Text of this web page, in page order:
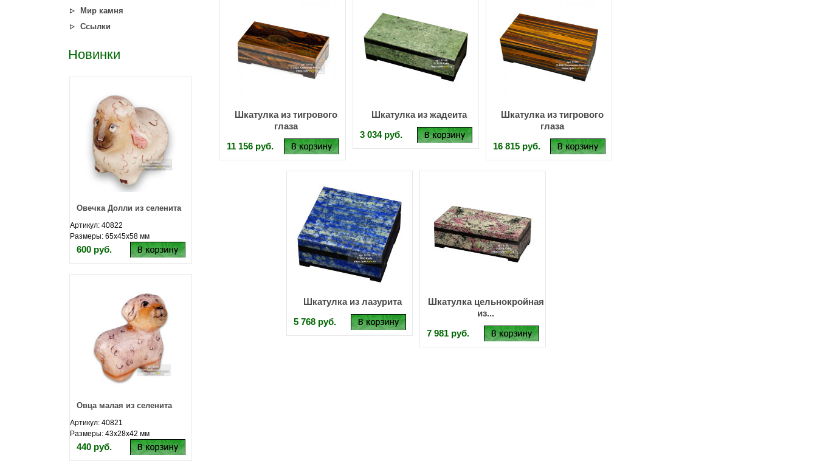
Мир камня
Ссылки
Новинки
Овечка Долли из селенита
Артикул: 40822
Размеры: 65х45х58 мм
600 руб.
Овца малая из селенита
Артикул: 40821
Размеры: 43х28х42 мм
440 руб.
Шкатулка из тигрового
глаза
11 156 руб.
Шкатулка из жадеита
3 034 руб.
Шкатулка из тигрового
глаза
16 815 руб.
Шкатулка из лазурита
5 768 руб.
Шкатулка цельнокройная
из...
7 981 руб.